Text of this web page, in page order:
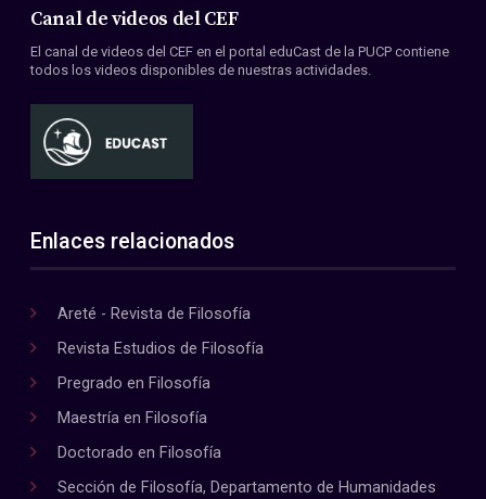
Canal de videos del CEF
El canal de videos del CEF en el portal eduCast de la PUCP contiene
todos los videos disponibles de nuestras actividades.
Enlaces relacionados
Areté - Revista de Filosofía
Revista Estudios de Filosofía
Pregrado en Filosofía
Maestría en Filosofía
Doctorado en Filosofía
Sección de Filosofía, Departamento de Humanidades